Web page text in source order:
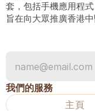
套，包括手機應用程
旨在向大眾推廣香港
我們的服務
主頁